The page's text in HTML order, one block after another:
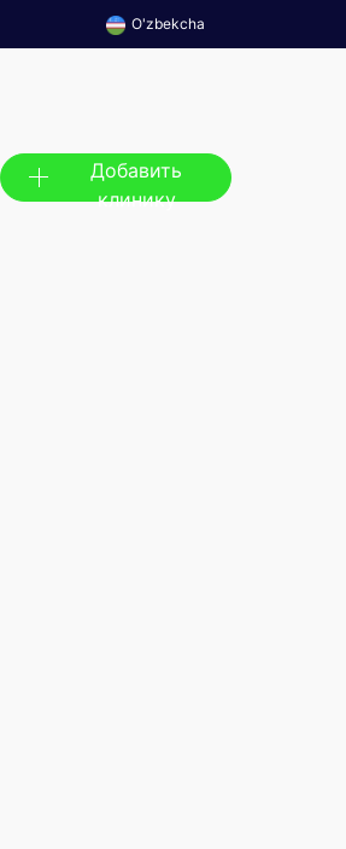
O'zbekcha
Добавить
клинику